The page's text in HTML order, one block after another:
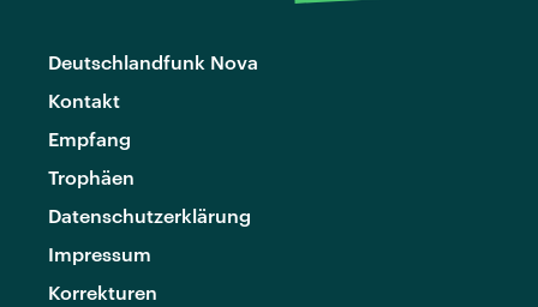
Deutschlandfunk Nova
Kontakt
Empfang
Trophäen
Datenschutzerklärung
Impressum
Korrekturen